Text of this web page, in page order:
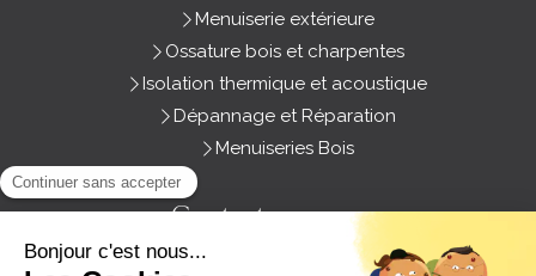
Menuiserie extérieure
Ossature bois et charpentes
Isolation thermique et acoustique
Dépannage et Réparation
Menuiseries Bois
Contactez- nous
Menuiserie Ariana